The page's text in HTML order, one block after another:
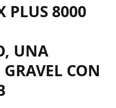
PLUS 8000
UNA
CON